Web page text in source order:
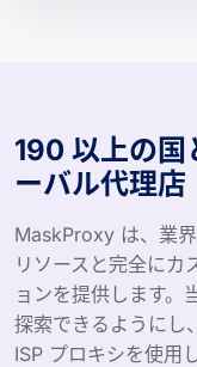
190 以上の国
ーバル代理店
MaskProxy は、業
リソースと完全にカ
ョンを提供します。
探索できるようにし
ISP プロキシを使用